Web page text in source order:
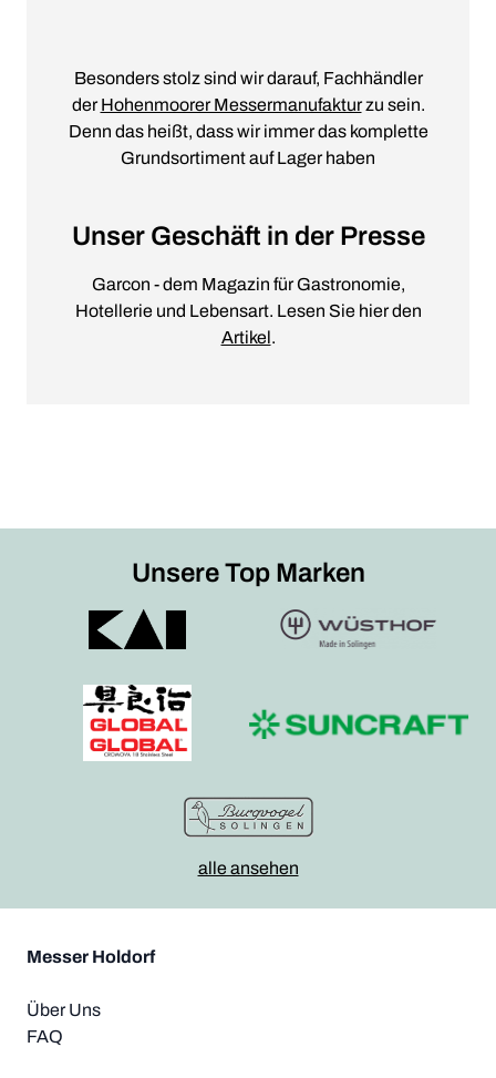
Besonders stolz sind wir darauf, Fachhändler
derHohenmoorer Messermanufakturzu sein.
Denn das heißt, dass wir immer das komplette
Grundsortiment auf Lager haben
Unser Geschäft in der Presse
Garcon - dem Magazin für Gastronomie,
Hotellerie und Lebensart. Lesen Sie hier den
Artikel.
Unsere Top Marken
alle ansehen
Messer Holdorf
Über Uns
FAQ